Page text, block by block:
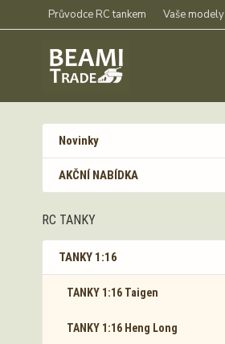
Průvodce RC tankem Vaše modely
Novinky
AKČNÍ NABÍDKA
RC TANKY
TANKY 1:16
TANKY 1:16 Taigen
TANKY 1:16 Heng Long